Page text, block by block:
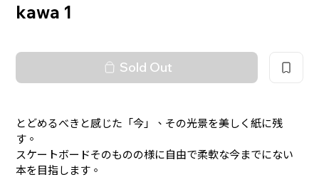
kawa 1
Sold Out
とどめるべきと感じた「今」、その光景を美しく紙に残
す。
スケートボードそのものの様に自由で柔軟な今までにない
本を目指します。